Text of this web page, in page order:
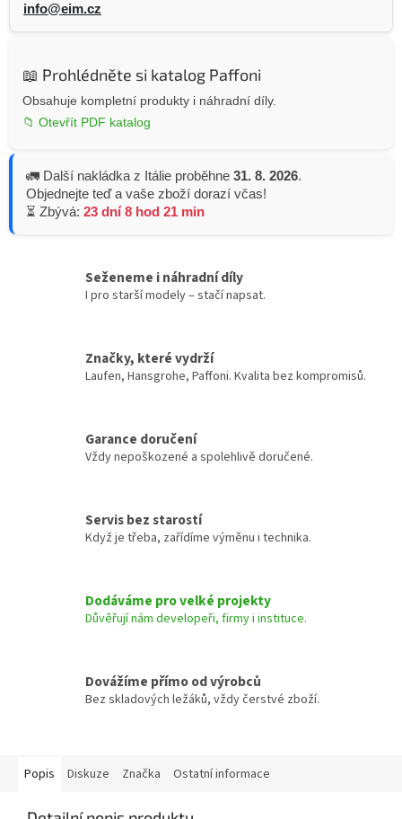
info@eim.cz
📖 Prohlédněte si katalog Paffoni
Obsahuje kompletní produkty i náhradní díly.
📁 Otevřít PDF katalog
🚛 Další nakládka z Itálie proběhne 31. 8. 2026.
Objednejte teď a vaše zboží dorazí včas!
⏳ Zbývá: 23 dní 8 hod 21 min
Seženeme i náhradní díly
I pro starší modely – stačí napsat.
Značky, které vydrží
Laufen, Hansgrohe, Paffoni. Kvalita bez kompromisů.
Garance doručení
Vždy nepoškozené a spolehlivě doručené.
Servis bez starostí
Když je třeba, zařídíme výměnu i technika.
Dodáváme pro velké projekty
Důvěřují nám developeři, firmy i instituce.
Dovážíme přímo od výrobců
Bez skladových ležáků, vždy čerstvé zboží.
Popis Diskuze Značka Ostatní informace